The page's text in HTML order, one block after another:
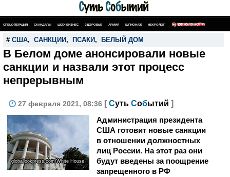
СПЕЦОПЕРАЦИЯ СКАНДАЛЫ ШОУ-БИЗНЕС ЗДОРОВЬЕ АРМИЯ ШПИОНАЖ НЕКРОЛОГ ПОИСК ПО САЙТУ
# США, САНКЦИИ , ПСАКИ , БЕЛЫЙ ДОМ
В Белом доме анонсировали новые
санкции и назвали этот процесс
непрерывным
27 февраля 2021, 08:36 [ Суть Событий ]
globallookpress.com/White House
Администрация президента
США готовит новые санкции
в отношении должностных
лиц России. На этот раз они
будут введены за поощрение
запрещенного в РФ